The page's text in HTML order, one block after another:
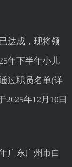
达成，现将领
年下半年小儿
过职员名单(详
年12月10日
广东广州市白